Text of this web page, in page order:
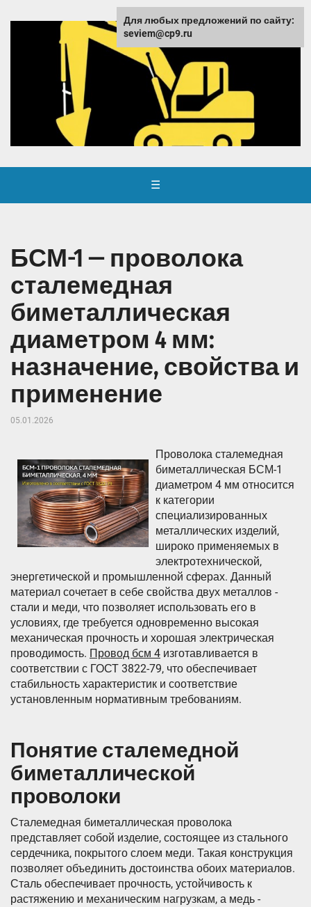
☰
БСМ-1 — проволока
сталемедная
биметаллическая
диаметром 4 мм:
назначение, свойства и
применение
05.01.2026
Проволока сталемедная
биметаллическая БСМ-1
диаметром 4 мм относится
к категории
специализированных
металлических изделий,
широко применяемых в
электротехнической,
энергетической и промышленной сферах. Данный
материал сочетает в себе свойства двух металлов -
стали и меди, что позволяет использовать его в
условиях, где требуется одновременно высокая
механическая прочность и хорошая электрическая
проводимость. Провод бсм 4 изготавливается в
соответствии с ГОСТ 3822-79, что обеспечивает
стабильность характеристик и соответствие
установленным нормативным требованиям.
Понятие сталемедной
биметаллической
проволоки
Сталемедная биметаллическая проволока
представляет собой изделие, состоящее из стального
сердечника, покрытого слоем меди. Такая конструкция
позволяет объединить достоинства обоих материалов.
Сталь обеспечивает прочность, устойчивость к
растяжению и механическим нагрузкам, а медь -
Для любых предложений по сайту:
seviem@cp9.ru